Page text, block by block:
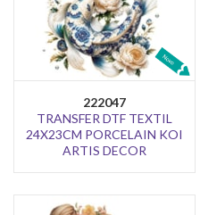
222047
TRANSFER DTF TEXTIL
24X23CM PORCELAIN KOI
ARTIS DECOR